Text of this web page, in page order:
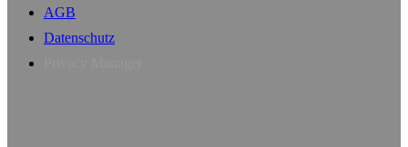
AGB
Datenschutz